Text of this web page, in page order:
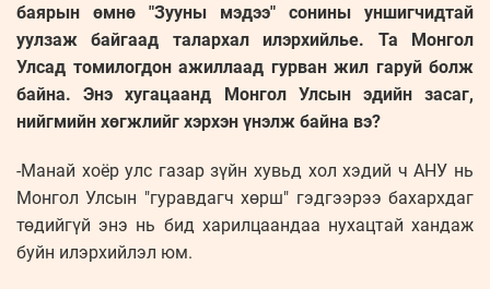
баярын өмнө "Зууны мэдээ" сонины уншигчидтай
уулзаж байгаад талархал илэрхийлье. Та Монгол
Улсад томилогдон ажиллаад гурван жил гаруй болж
байна. Энэ хугацаанд Монгол Улсын эдийн засаг,
нийгмийн хөгжлийг хэрхэн үнэлж байна вэ?
-Манай хоёр улс газар зүйн хувьд хол хэдий ч АНУ нь
Монгол Улсын "гуравдагч хөрш" гэдгээрээ бахархдаг
төдийгүй энэ нь бид харилцаандаа нухацтай хандаж
буйн илэрхийлэл юм.